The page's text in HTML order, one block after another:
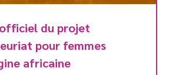
du projet
pour femmes
africaine